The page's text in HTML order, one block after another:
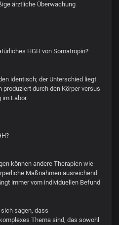
ärztliche Überwachung
HGH von Somatropin?
identisch; der Unterschied liegt
durch den Körper versus
im Labor.
können andere Therapien wie
Maßnahmen ausreichend
immer vom individuellen Befund
sagen, dass
Thema sind, das sowohl